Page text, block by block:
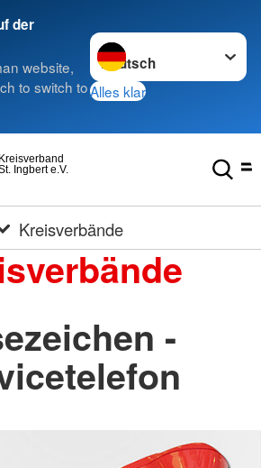
der
website,
to switch to
Sprache wechseln zu
Alles klar
Ingbert e.V.
Kreisverband
Kreisverbände
-